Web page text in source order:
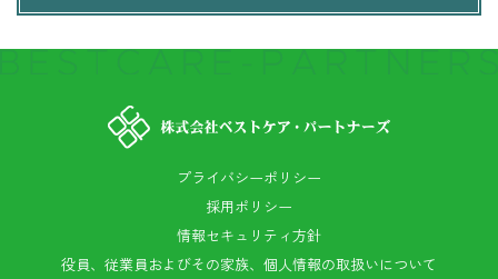
プライバシーポリシー
採用ポリシー
情報セキュリティ方針
役員、従業員およびその家族、個人情報の取扱いについて